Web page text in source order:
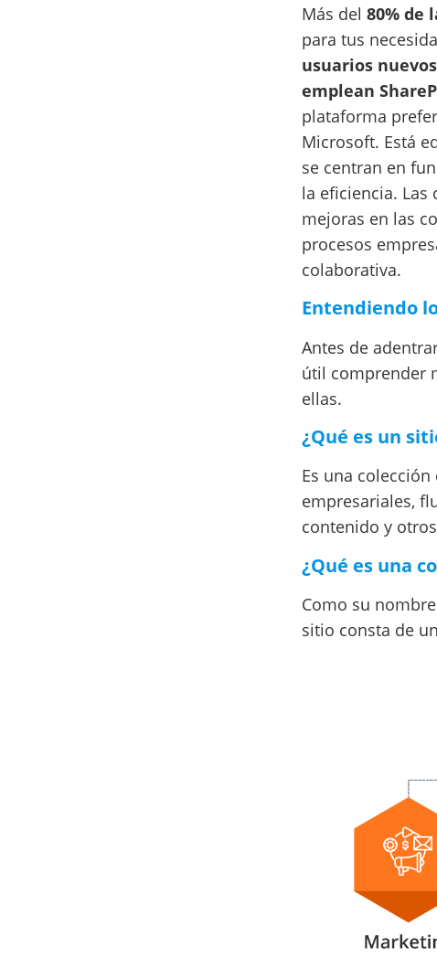
Más del 80% de
para tus
usuarios
emplean
plataforma
Microsoft. Está
se centran en
la eficiencia.
mejoras en las
procesos
colaborativa.
Entendiendo
Antes de
útil comprender
ellas.
¿Qué es un
Es una
empresariales,
contenido y
¿Qué es una
Como su
sitio consta de